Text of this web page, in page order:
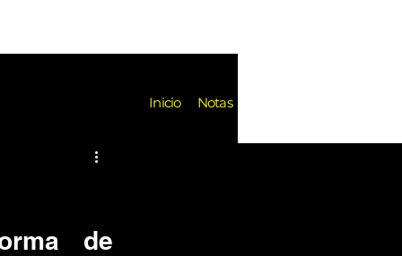
Inicio Notas
Festivales
de Fondo
de